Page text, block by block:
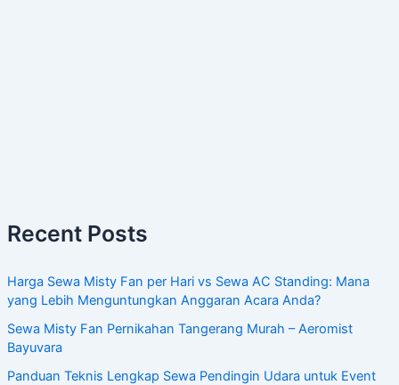
Recent Posts
Harga Sewa Misty Fan per Hari vs Sewa AC Standing: Mana
yang Lebih Menguntungkan Anggaran Acara Anda?
Sewa Misty Fan Pernikahan Tangerang Murah – Aeromist
Bayuvara
Panduan Teknis Lengkap Sewa Pendingin Udara untuk Event